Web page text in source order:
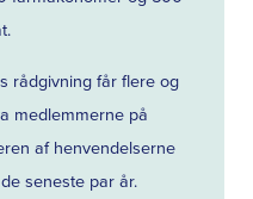
rådgivning får flere og
medlemmerne på
af henvendelserne
seneste par år.